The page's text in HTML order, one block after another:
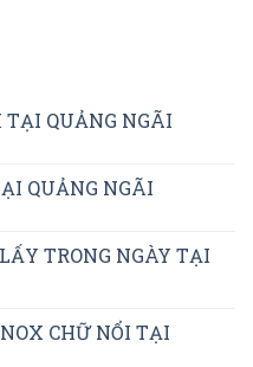
QUẢNG NGÃI
QUẢNG NGÃI
TRONG NGÀY TẠI
CHỮ NỔI TẠI